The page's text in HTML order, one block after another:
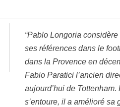
“Pablo Longoria
ses références dans le
dans la Provence en
Fabio Paratici l’ancien
aujourd’hui de
s’entoure, il a amélioré sa